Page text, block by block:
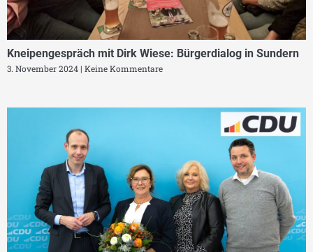
Kneipengespräch mit Dirk Wiese: Bürgerdialog in Sundern
3. November 2024 Keine Kommentare